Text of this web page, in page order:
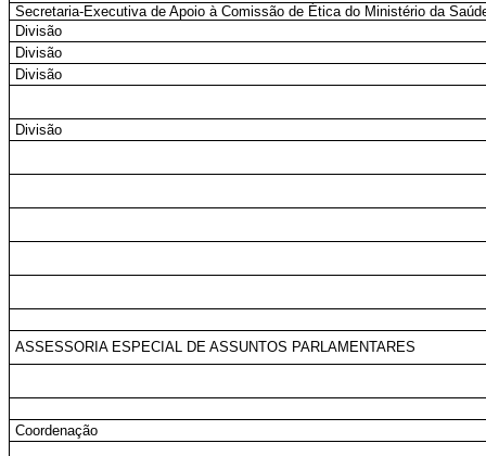
Secretaria-Executiva de Apoio à Comissão de Ética do Ministério da
Divisão
Divisão
Divisão
Divisão
ASSESSORIA ESPECIAL DE ASSUNTOS PARLAMENTARES
Coordenação